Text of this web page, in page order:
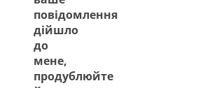
повідомлення
дійшло
до
мене,
продублюйте